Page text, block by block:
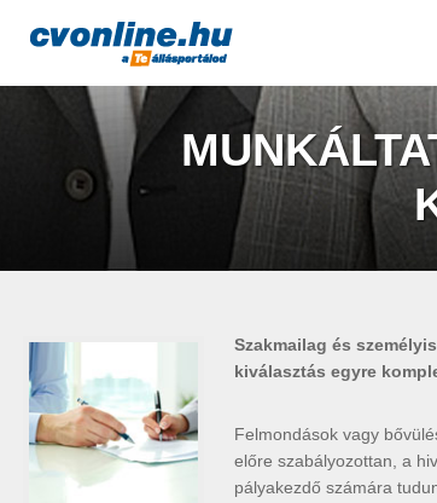
Szakmailag és
kiválasztás egyre
Felmondások vagy
előre szabályozottan, a
pályakezdő számára